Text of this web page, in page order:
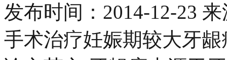
发布时间： 2014-12-23 来
手术治疗妊娠期较大牙